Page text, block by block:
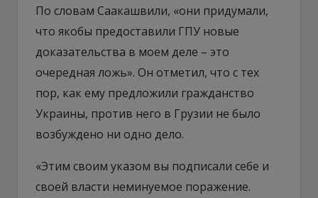
По словам Саакашвили, «они придумали,
что якобы предоставили ГПУ новые
доказательства в моем деле – это
очередная ложь». Он отметил, что с тех
пор, как ему предложили гражданство
Украины, против него в Грузии не было
возбуждено ни одно дело.
«Этим своим указом вы подписали себе и
своей власти неминуемое поражение.